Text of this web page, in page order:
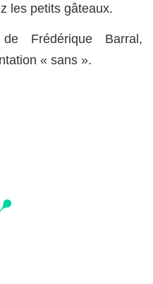
les petits gâteaux.
Frédérique Barral,
« sans ».